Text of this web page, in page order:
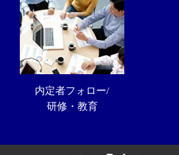
内定者フォロー/
研修・教育